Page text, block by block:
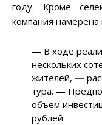
году. Кроме
компания намерена
— В ходе
нескольких
жителей, —
тура. —
объем
рублей.